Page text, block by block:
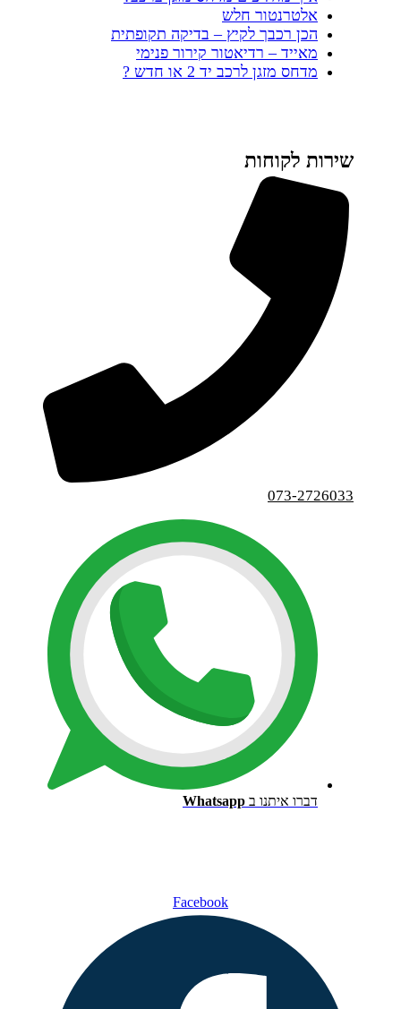
אלטרנטור חלש
הכן רכבך לקיץ – בדיקה תקופתית
מאייד – רדיאטור קירור פנימי
מדחס מזגן לרכב יד 2 או חדש ?
שירות לקוחות
073-2726033
דברו איתנו ב Whatsapp
Facebook